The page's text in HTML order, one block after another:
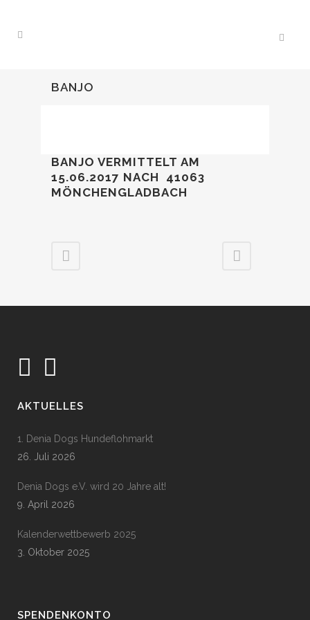
BANJO
BANJO VERMITTELT AM
15.06.2017 NACH 41063
MÖNCHENGLADBACH
AKTUELLES
1. Denia Dogs Hundeflohmarkt
26. Juli 2026
Denia Dogs e.V. wird 20 Jahre alt!
9. April 2026
Kalenderwettbewerb 2025
3. Oktober 2025
SPENDENKONTO